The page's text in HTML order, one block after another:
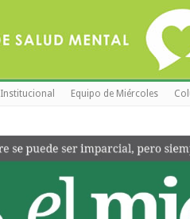
Institucional Equipo de Miércoles